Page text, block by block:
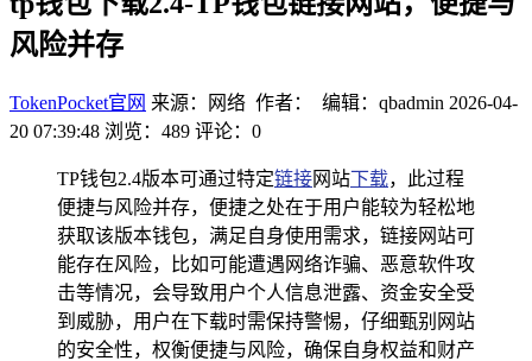
风险并存
TokenPocket官网 来源：网络 作者： 编辑：qbadmin 2026-04-
20 07:39:48 浏览：489 评论：0
TP钱包2.4版本可通过特定链接网站下载，此过程
便捷与风险并存，便捷之处在于用户能较为轻松地
获取该版本钱包，满足自身使用需求，链接网站可
能存在风险，比如可能遭遇网络诈骗、恶意软件攻
击等情况，会导致用户个人信息泄露、资金安全受
到威胁，用户在下载时需保持警惕，仔细甄别网站
的安全性，权衡便捷与风险，确保自身权益和财产